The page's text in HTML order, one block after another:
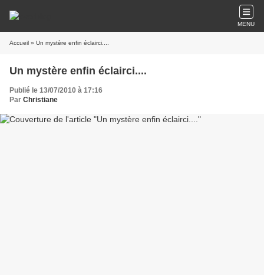
MENU
Accueil » Un mystère enfin éclairci....
Un mystère enfin éclairci....
Publié le 13/07/2010 à 17:16
Par Christiane